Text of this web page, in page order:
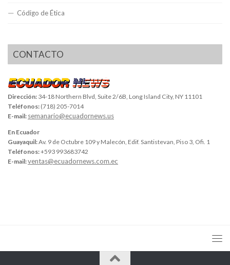
Código de Ética
CONTACTO
Dirección: 34-18 Northern Blvd, Suite 2/6B, Long Island City, NY 11101
Teléfonos: (718) 205-7014
E-mail: semanario@ecuadornews.us
En Ecuador
Guayaquil:Av. 9 de Octubre 109 y Malecón, Edif. Santistevan, Piso 3, Ofi. 1
Teléfonos:+593 993683742
E-mail:ventas@ecuadornews.com.ec